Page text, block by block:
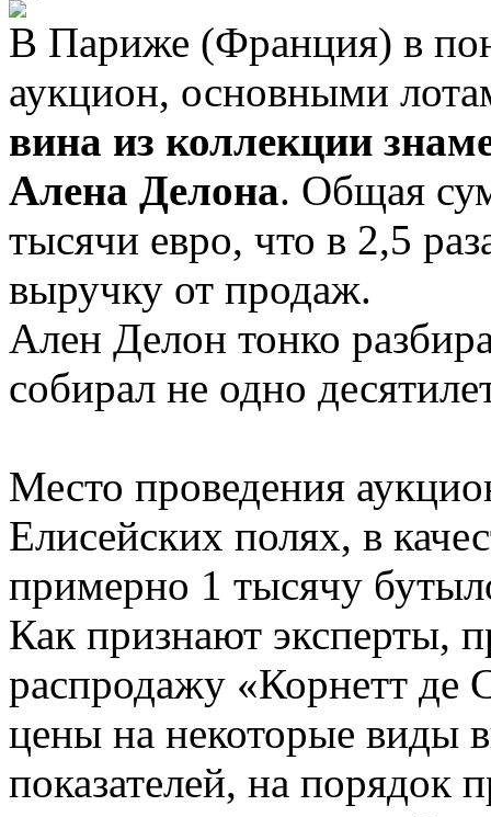
В Париже (Франция) в
аукцион, основными
вина из коллекции
Алена Делона. Общая
тысячи евро, что в 2,5
выручку от продаж.
Ален Делон тонко
собирал не одно
Место проведения
Елисейских полях, в
примерно 1 тысячу
Как признают эксперты,
распродажу «Корнетт де
цены на некоторые виды
показателей, на